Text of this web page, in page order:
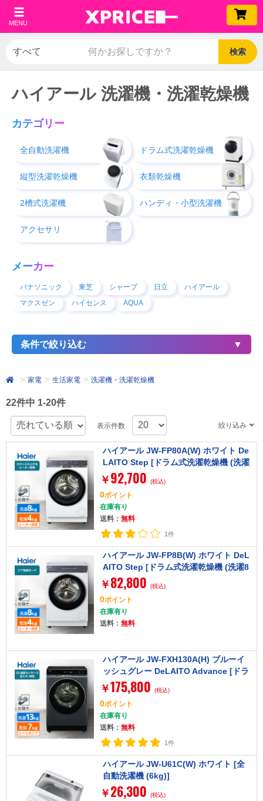
MENU
検索
ハイアール 洗濯機・洗濯乾燥機
カテゴリー
全自動洗濯機 ドラム式洗濯乾燥機
縦型洗濯乾燥機 衣類乾燥機
2槽式洗濯機 ハンディ・小型洗濯機
アクセサリ
メーカー
パナソニック 東芝 シャープ 日立
ハイアール
マクスゼン
ハイセンス AQUA
条件で絞り込む
家電 生活家電 洗濯機・洗濯乾燥機
22件中 1-20件
表示件数 絞り込み
ハイアール JW-FP80A(W) ホワイト De
LAITO Step [ドラム式洗濯乾燥機 (洗濯
8kg/乾燥4kg) 左開き]
￥ 92,700 (税込)
0ポイント
在庫有り
送料： 無料
1件
ハイアール JW-FP8B(W) ホワイト DeL
AITO Step [ドラム式洗濯乾燥機 (洗濯8
kg/乾燥4kg) 左開き]
￥ 82,800 (税込)
0ポイント
在庫有り
送料： 無料
ハイアール JW-FXH130A(H) ブルーイ
ッシュグレー DeLAITO Advance [ドラ
ム式洗濯乾燥機 (洗濯13kg/乾燥7kg) 左
開き]
￥175,800 (税込)
0ポイント
在庫有り
送料： 無料
1件
ハイアール JW-U61C(W) ホワイト [全
自動洗濯機 (6kg)]
￥ 26,300 (税込)